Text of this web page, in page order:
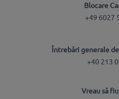
Blocare
+49 6027
Întrebări generale
+40 213
Vreau să